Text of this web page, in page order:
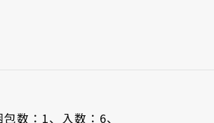
数：1、 入数：6、